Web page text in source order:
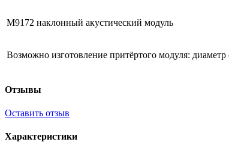
M9172 наклонный акустический модуль
Возможно изготовление притёртого модуля:
Отзывы
Оставить отзыв
Характеристики